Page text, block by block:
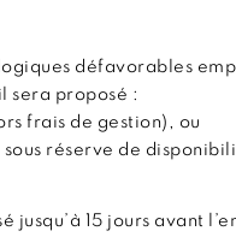
défavorables
sera proposé :
frais de gestion), ou
réserve de
jusqu’à 15 jours avant